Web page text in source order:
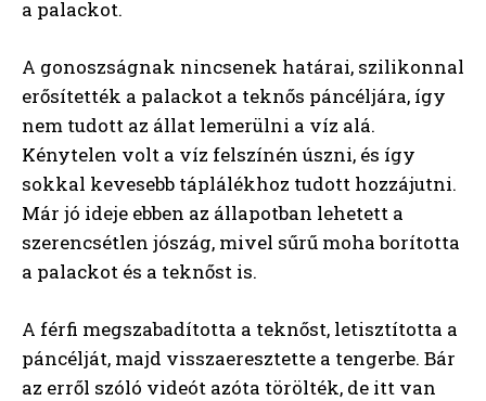
a palackot.
A gonoszságnak nincsenek határai, szilikonnal
erősítették a palackot a teknős páncéljára, így
nem tudott az állat lemerülni a víz alá.
Kénytelen volt a víz felszínén úszni, és így
sokkal kevesebb táplálékhoz tudott hozzájutni.
Már jó ideje ebben az állapotban lehetett a
szerencsétlen jószág, mivel sűrű moha borította
a palackot és a teknőst is.
A férfi megszabadította a teknőst, letisztította a
páncélját, majd visszaeresztette a tengerbe. Bár
az erről szóló videót azóta törölték, de itt van